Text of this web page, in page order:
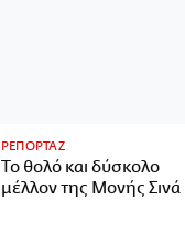
ΡΕΠΟΡΤΑΖ
Το θολό και δύσκολο
μέλλον της Μονής Σινά